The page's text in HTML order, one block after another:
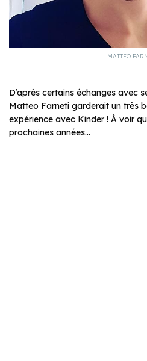
MATTEO
D’après certains échanges avec
Matteo Farneti garderait un très
expérience avec Kinder ! À voir
prochaines années…